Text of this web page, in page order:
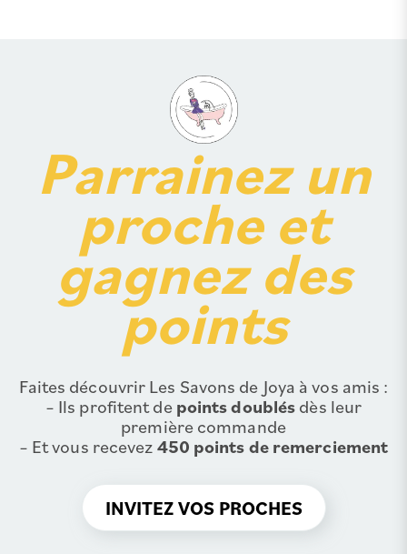
Parrainez un
proche et
gagnez des
points
Faites découvrir Les Savons de Joya à vos amis :
– Ils profitent de points doublés dès leur
première commande
– Et vous recevez 450 points de remerciement
INVITEZ VOS PROCHES